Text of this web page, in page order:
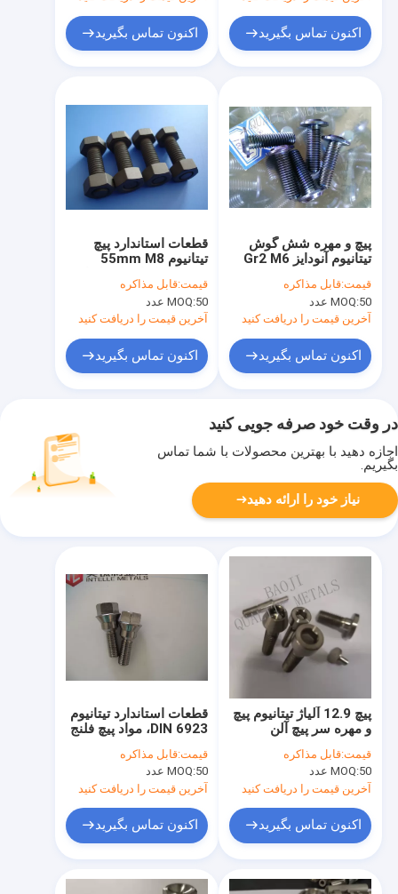
اکنون تماس بگیرید اکنون تماس بگیرید
قطعات استاندارد پیچ ​​
تیتانیوم 55mm M8
1.25x45
قیمت:قابل مذاکره
MOQ:50 عدد
آخرین قیمت را دریافت کنید
اکنون تماس بگیرید
پیچ و مهره شش گوش
تیتانیوم آنودایز Gr2 M6
لوگو لیزر OEM
قیمت:قابل مذاکره
MOQ:50 عدد
آخرین قیمت را دریافت کنید
اکنون تماس بگیرید
در وقت خود صرفه جویی کنید
اجازه دهید با بهترین محصولات با شما تماس
بگیریم.
نیاز خود را ارائه دهید
قطعات استاندارد تیتانیوم
DIN 6923، مواد پیچ ​​فلنج
Ti6al4v
قیمت:قابل مذاکره
MOQ:50 عدد
آخرین قیمت را دریافت کنید
اکنون تماس بگیرید
پیچ 12.9 آلیاژ تیتانیوم پیچ
و مهره سر پیچ آلن
ضد خوردگی
قیمت:قابل مذاکره
MOQ:50 عدد
آخرین قیمت را دریافت کنید
اکنون تماس بگیرید